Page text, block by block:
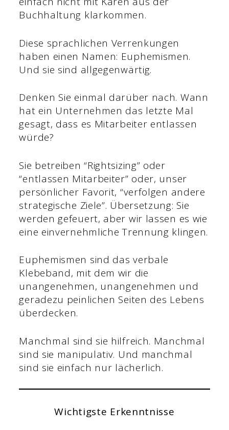
Buchhaltung klarkommen.
Diese sprachlichen Verrenkungen
haben einen Namen: Euphemismen.
Und sie sind allgegenwärtig.
Denken Sie einmal darüber nach. Wann
hat ein Unternehmen das letzte Mal
gesagt, dass es Mitarbeiter entlassen
würde?
Sie betreiben “Rightsizing” oder
“entlassen Mitarbeiter” oder, unser
persönlicher Favorit, “verfolgen andere
strategische Ziele”. Übersetzung: Sie
werden gefeuert, aber wir lassen es wie
eine einvernehmliche Trennung klingen.
Euphemismen sind das verbale
Klebeband, mit dem wir die
unangenehmen, unangenehmen und
geradezu peinlichen Seiten des Lebens
überdecken.
Manchmal sind sie hilfreich. Manchmal
sind sie manipulativ. Und manchmal
sind sie einfach nur lächerlich.
Wichtigste Erkenntnisse